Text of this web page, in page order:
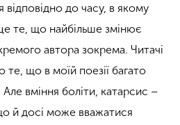
відповідно до часу, в якому
те, що найбільше змінює
автора зокрема. Читачі
те, що в моїй поезії багато
вміння боліти, катарсис –
й досі може вважатися